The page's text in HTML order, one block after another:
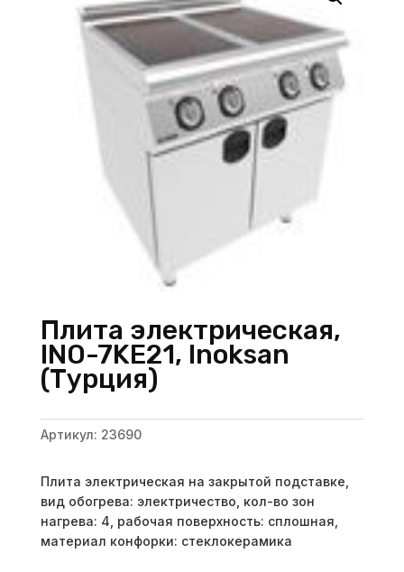
Плита электрическая,
INO-7KE21, Inoksan
(Турция)
Артикул: 23690
Плита электрическая на закрытой подставке,
вид обогрева: электричество, кол-во зон
нагрева: 4, рабочая поверхность: сплошная,
материал конфорки: стеклокерамика